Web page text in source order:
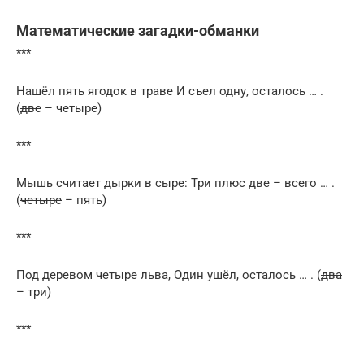
Математические загадки-обманки
***
Нашёл пять ягодок в траве И съел одну, осталось … .
(две – четыре)
***
Мышь считает дырки в сыре: Три плюс две – всего … .
(четыре – пять)
***
Под деревом четыре льва, Один ушёл, осталось … . (два
– три)
***